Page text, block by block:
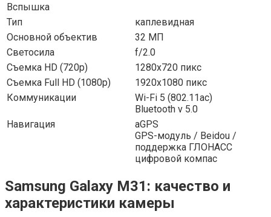
Вспышка
Тип
каплевидная
Основной объектив
32 МП
Светосила
f/2.0
Съемка HD (720p)
1280х720 пикс
Съемка Full HD (1080p)
1920х1080 пикс
Коммуникации
Wi-Fi 5 (802.11ac)
Bluetooth v 5.0
Навигация
aGPS
GPS-модуль / Beidou /
поддержка ГЛОНАСС
цифровой компас
Samsung Galaxy M31: качество и
характеристики камеры